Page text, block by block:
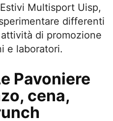
Multisport Uisp,
differenti
di promozione
e laboratori.
Pavoniere
cena,